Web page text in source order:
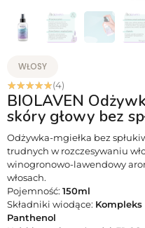
WŁOSY
☆☆☆☆☆(4)
BIOLAVEN
skóry głowy bez
Odżywka-mgiełka bez
trudnych w rozczesywaniu
winogronowo-lawendowy
włosach.
Pojemność: 150ml
Składniki wiodące:
Panthenol